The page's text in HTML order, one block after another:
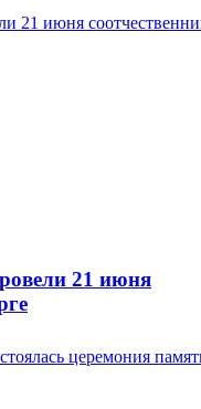
21 июня